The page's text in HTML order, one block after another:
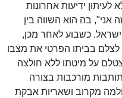
מלא לעיתון ידיעות אחרונות
אני", בה הוא השווה בין
ישראל. כשבוע לאחר מכן,
הזמין את כתב התרבות של ערוץ 10 לצלם בביתו הפרטי את מצבו
על מיטתו ללא חולצה
מורכבות בצורה
מקרוב ושאריות אבקת